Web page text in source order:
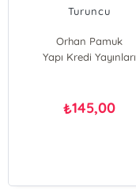
Turuncu
Orhan Pamuk
Yapı Kredi Yayınları
₺145,00